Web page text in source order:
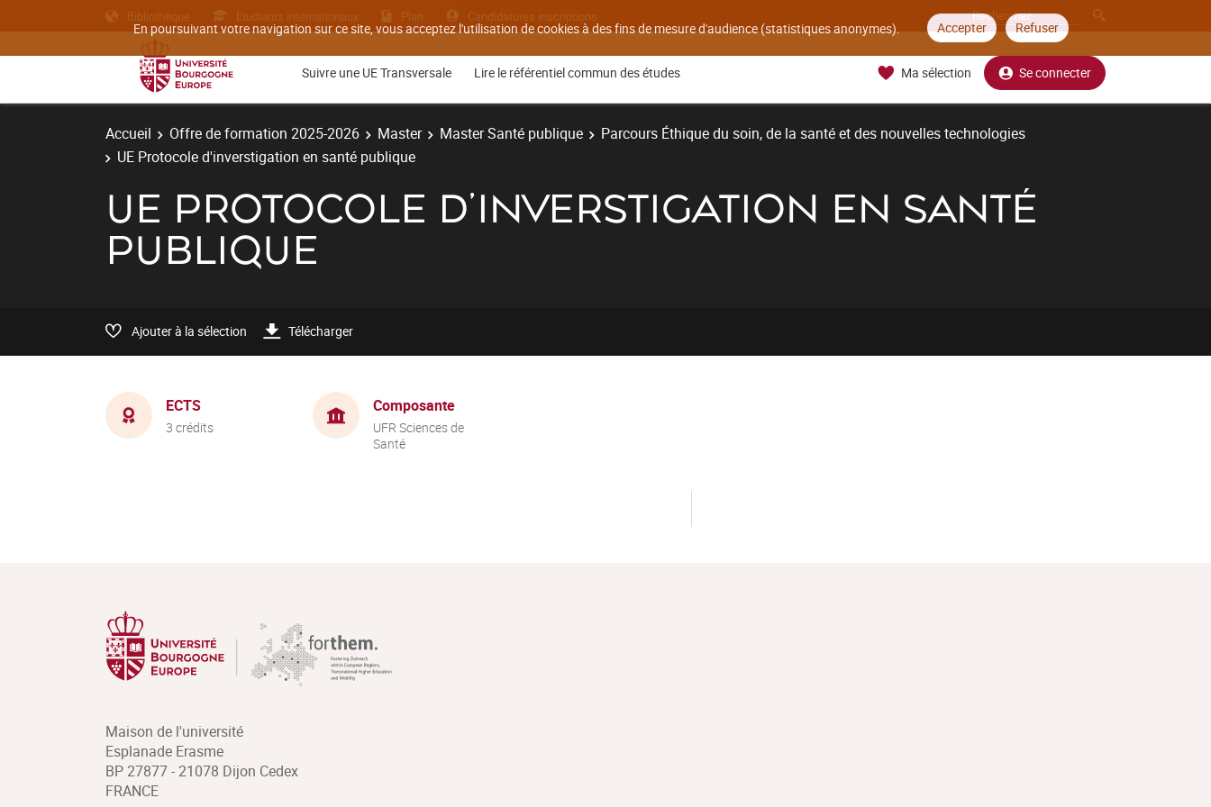
En poursuivant votre navigation sur ce site, vous acceptez l'utilisation de cookies à des fins de mesure d'audience (statistiques anonymes). Accepter Refuser
Bibliothèque Etudiants internationaux Plan Candidatures inscriptions
Suivre une UE Transversale Lire le référentiel commun des études Ma sélection Se connecter
Accueil Offre de formation 2025-2026 Master Master Santé publique
Parcours Éthique du soin, de la santé et des nouvelles technologies
UE Protocole d'inverstigation en santé publique
UE PROTOCOLE D'INVERSTIGATION EN SANTÉ
PUBLIQUE
Ajouter à la sélection Télécharger
ECTS
3 crédits
Composante
UFR Sciences de
Santé
Maison de l'université
Esplanade Erasme
BP 27877 - 21078 Dijon Cedex
FRANCE